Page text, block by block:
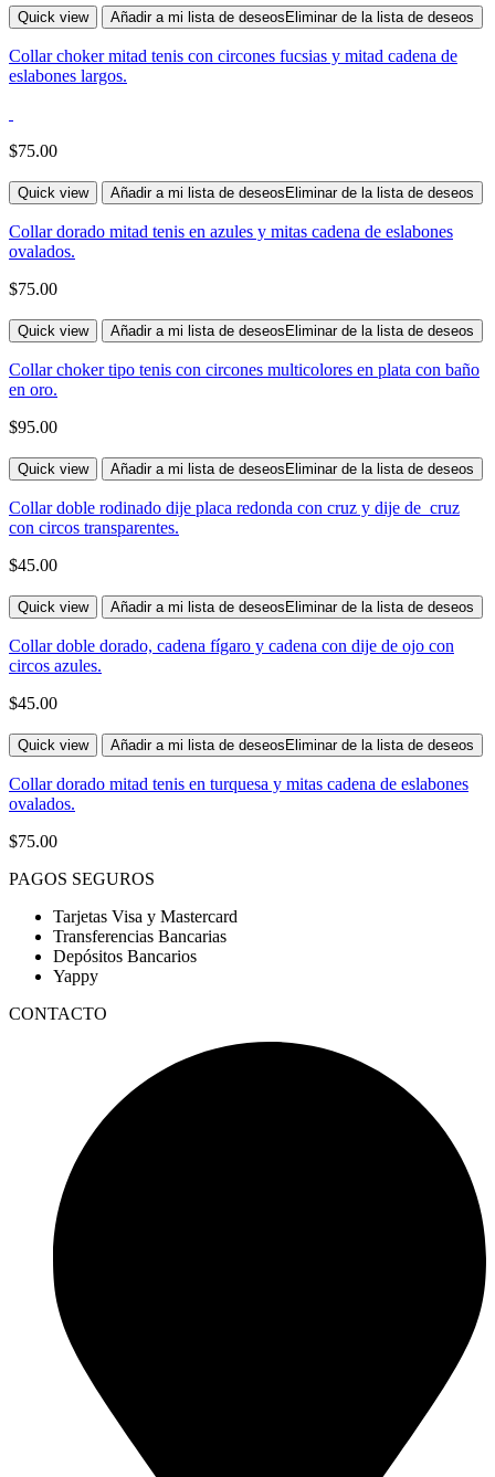
Quick view Añadir a mi lista de deseos Eliminar de la lista de deseos
Collar choker mitad tenis con circones fucsias y mitad cadena de
eslabones largos.
$75.00
Quick view Añadir a mi lista de deseos Eliminar de la lista de deseos
Collar dorado mitad tenis en azules y mitas cadena de eslabones
ovalados.
$75.00
Quick view Añadir a mi lista de deseos Eliminar de la lista de deseos
Collar choker tipo tenis con circones multicolores en plata con baño
en oro.
$95.00
Quick view Añadir a mi lista de deseos Eliminar de la lista de deseos
Collar doble rodinado dije placa redonda con cruz y dije de cruz
con circos transparentes.
$45.00
Quick view Añadir a mi lista de deseos Eliminar de la lista de deseos
Collar doble dorado, cadena fígaro y cadena con dije de ojo con
circos azules.
$45.00
Quick view Añadir a mi lista de deseos Eliminar de la lista de deseos
Collar dorado mitad tenis en turquesa y mitas cadena de eslabones
ovalados.
$75.00
PAGOS SEGUROS
Tarjetas Visa y Mastercard
Transferencias Bancarias
Depósitos Bancarios
Yappy
CONTACTO